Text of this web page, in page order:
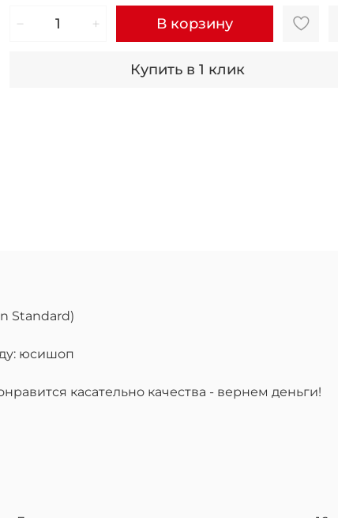
В корзину
Купить в 1 клик
Standard)
юсишоп
касательно качества - вернем деньги!